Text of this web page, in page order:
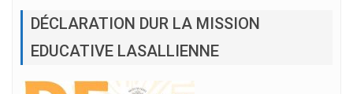
DÉCLARATION DUR LA MISSION
EDUCATIVE LASALLIENNE